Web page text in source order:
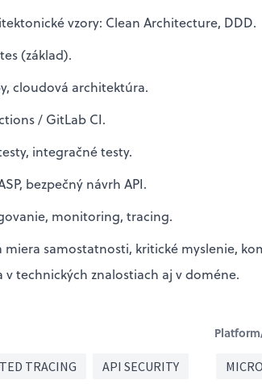
vzory: Clean Architecture, DDD.
(základ).
cloudová architektúra.
/ GitLab CI.
integračné testy.
bezpečný návrh API.
monitoring, tracing.
miera samostatnosti, kritické myslenie,
v technických znalostiach aj v doméne.
TRACING
API SECURITY